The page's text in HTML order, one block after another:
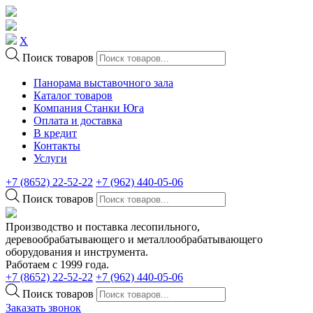
X
Поиск товаров
Панорама выставочного зала
Каталог товаров
Компания Станки Юга
Оплата и доставка
В кредит
Контакты
Услуги
+7 (8652) 22-52-22 +7 (962) 440-05-06
Поиск товаров
Производство и поставка лесопильного,
деревообрабатывающего и металлообрабатывающего
оборудования и инструмента.
Работаем с 1999 года.
+7 (8652) 22-52-22 +7 (962) 440-05-06
Поиск товаров
Заказать звонок